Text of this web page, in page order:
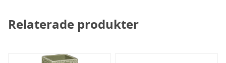
Relaterade produkter